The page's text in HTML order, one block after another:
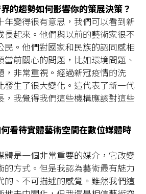
的趨勢如何影響你的策展決策？
年變得很有意思，我們可以看到新
長起來。他們與以前的藝術家很不
民。他們對國家和民族的認同感相
前關心的問題，比如環境問題、
，非常重視。經過新冠疫情的洗
發生了很大變化。這代表了新一代
，我覺得我們這些機構應該對這些
看待實體藝術空間在數位媒體時
體是一個非常重要的媒介，它改變
的方式。但是我認為藝術最有魅力
的、不可描述的感覺。雖然我們這